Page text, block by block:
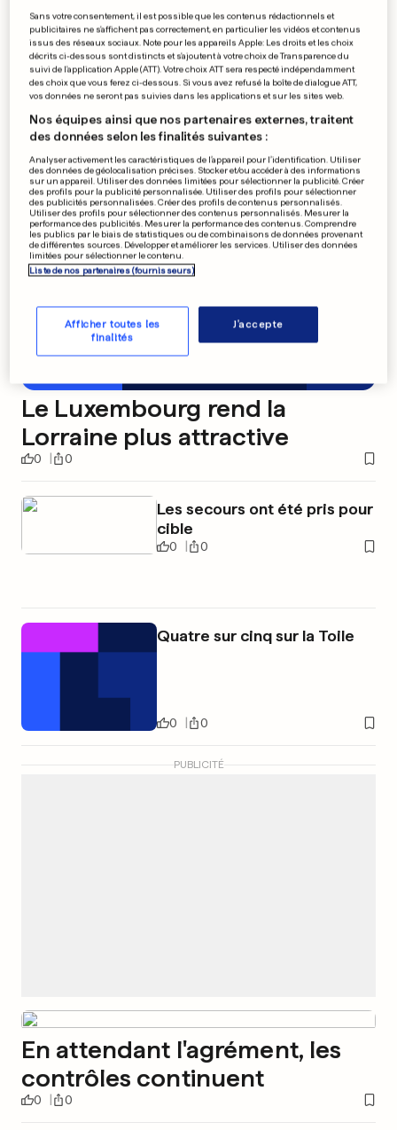
Le Luxembourg rend la
Lorraine plus attractive
0 0
Les secours ont été pris pour
cible
0 0
Quatre sur cinq sur la Toile
0 0
PUBLICITÉ
En attendant l'agrément, les
contrôles continuent
0 0
Sans votre consentement, il est possible que les contenus rédactionnels et
publicitaires ne s'affichent pas correctement, en particulier les vidéos et contenus
issus des réseaux sociaux. Note pour les appareils Apple: Les droits et les choix
décrits ci-dessous sont distincts et s'ajoutent à votre choix de Transparence du
suivi de l'application Apple (ATT). Votre choix ATT sera respecté indépendamment
des choix que vous ferez ci-dessous. Si vous avez refusé la boîte de dialogue ATT,
vos données ne seront pas suivies dans les applications et sur les sites web.
Nos équipes ainsi que nos partenaires externes, traitent
des données selon les finalités suivantes :
Analyser activement les caractéristiques de l’appareil pour l’identification. Utiliser
des données de géolocalisation précises. Stocker et/ou accéder à des informations
sur un appareil. Utiliser des données limitées pour sélectionner la publicité. Créer
des profils pour la publicité personnalisée. Utiliser des profils pour sélectionner
des publicités personnalisées. Créer des profils de contenus personnalisés.
Utiliser des profils pour sélectionner des contenus personnalisés. Mesurer la
performance des publicités. Mesurer la performance des contenus. Comprendre
les publics par le biais de statistiques ou de combinaisons de données provenant
de différentes sources. Développer et améliorer les services. Utiliser des données
limitées pour sélectionner le contenu.
Liste de nos partenaires (fournisseurs)
Afficher toutes les
finalités
J'accepte